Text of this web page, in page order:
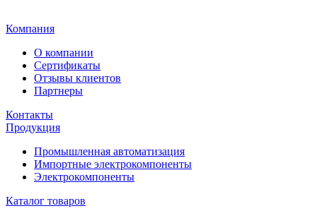
Компания
О компании
Сертификаты
Отзывы клиентов
Партнеры
Контакты
Продукция
Промышленная автоматизация
Импортные электрокомпоненты
Электрокомпоненты
Каталог товаров